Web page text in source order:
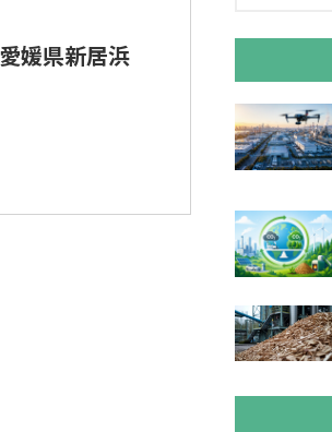
媛県新居浜